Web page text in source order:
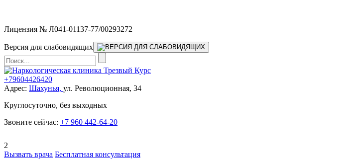
Лицензия № Л041-01137-77/00293272
Версия для слабовидящих
+79604426420
Адрес: Шахунья, ул. Революционная, 34
Круглосуточно, без выходных
Звоните сейчас: +7 960 442-64-20
2
Вызвать врача Бесплатная консультация